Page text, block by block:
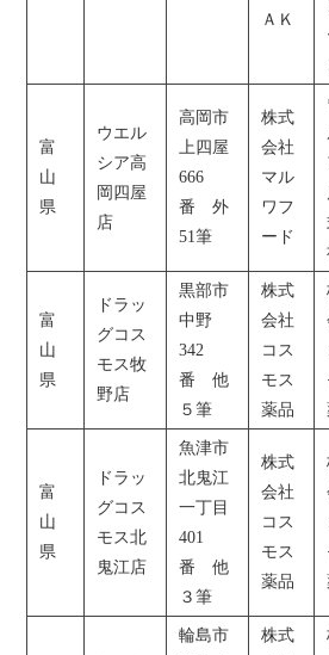
ＡＫ
富
山
県
ウエル
シア高
岡四屋
店
高岡市
上四屋
666
番 外
51筆
株式
会社
マル
ワフ
ード
富
山
県
ドラッ
グコス
モス牧
野店
黒部市
中野
342
番 他
５筆
株式
会社
コス
モス
薬品
富
山
県
ドラッ
グコス
モス北
鬼江店
魚津市
北鬼江
一丁目
401
番 他
３筆
株式
会社
コス
モス
薬品
輪島市
株式